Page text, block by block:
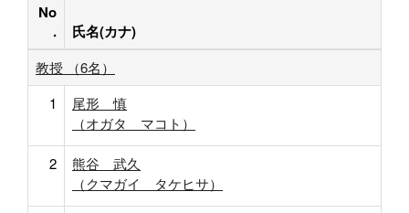
No
.
氏名(カナ)
教授 （6名）
1
尾形 慎
（オガタ マコト）
2
熊谷 武久
（クマガイ タケヒサ）